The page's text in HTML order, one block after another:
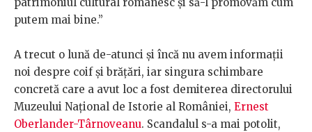
patrimoniul cultural românesc și să-l promovăm cum
putem mai bine.”
A trecut o lună de-atunci și încă nu avem informații
noi despre coif și brățări, iar singura schimbare
concretă care a avut loc a fost demiterea directorului
Muzeului Național de Istorie al României, Ernest
Oberlander-Târnoveanu. Scandalul s-a mai potolit,